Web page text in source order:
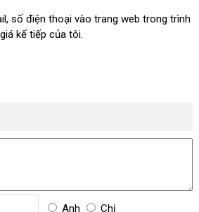
số điện thoại vào trang web trong trình
kế tiếp của tôi.
Anh Chị